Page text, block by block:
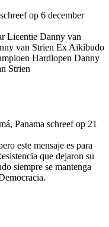
schreef op 6 december
Licentie Danny van
van Strien Ex Aikibudo
Hardlopen Danny
Strien
Panama schreef op 21
este mensaje es para
que dejaron su
siempre se mantenga